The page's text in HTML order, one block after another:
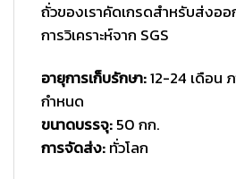
ถั่วของเราคัดเกรดสำหรับส่งอ
การวิเคราะห์จาก SGS
อายุการเก็บรักษา:12-24 เดือน
กำหนด
ขนาดบรรจุ: 50 กก.
การจัดส่ง: ทั่วโลก